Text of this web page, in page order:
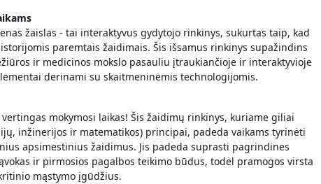
žaislas - tai interaktyvus gydytojo rinkinys, sukurtas taip, kad
paremtais žaidimais. Šis išsamus rinkinys supažindins
ir medicinos mokslo pasauliu įtraukiančioje ir interaktyvioje
derinami su skaitmeninėmis technologijomis.
mokymosi laikas! Šis žaidimų rinkinys, kuriame giliai
inžinerijos ir matematikos) principai, padeda vaikams tyrinėti
apsimestinius žaidimus. Jis padeda suprasti pagrindines
ir pirmosios pagalbos teikimo būdus, todėl pramogos virsta
mąstymo įgūdžius.